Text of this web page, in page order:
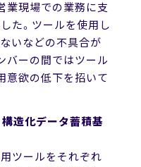
業現場での業務に支
た。ツールを使用し
いなどの不具合が
バーの間ではツール
意欲の低下を招いて
構造化データ蓄積基
ツールをそれぞれ